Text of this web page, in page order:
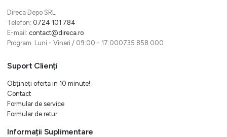
Direca Depo SRL
Telefon: 0724 101 784
E-mail: contact@direca.ro
Program: Luni - Vineri / 09:00 - 17:000735 858 000
Suport Clienți
Obțineți oferta in 10 minute!
Contact
Formular de service
Formular de retur
Informații Suplimentare